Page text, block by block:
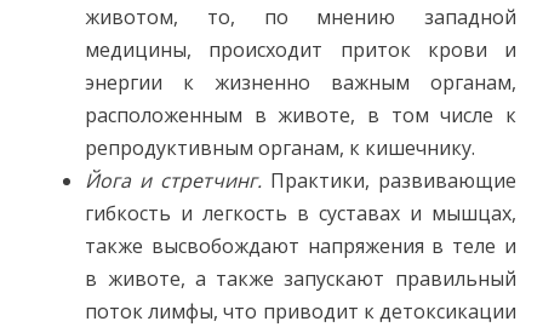
животом, то, по мнению западной
медицины, происходит приток крови и
энергии к жизненно важным органам,
расположенным в животе, в том числе к
репродуктивным органам, к кишечнику.
Йога и стретчинг. Практики, развивающие
гибкость и легкость в суставах и мышцах,
также высвобождают напряжения в теле и
в животе, а также запускают правильный
поток лимфы, что приводит к детоксикации